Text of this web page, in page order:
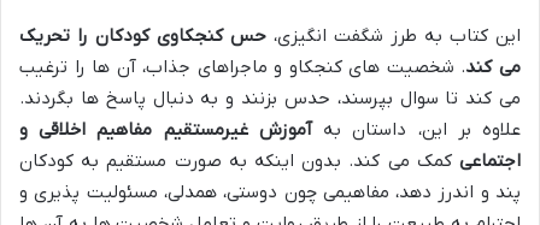
این کتاب به طرز شگفت انگیزی، حس کنجکاوی کودکان را تحریک
می کند. شخصیت های کنجکاو و ماجراهای جذاب، آن ها را ترغیب
می کند تا سوال بپرسند، حدس بزنند و به دنبال پاسخ ها بگردند.
علاوه بر این، داستان بهآموزش غیرمستقیم مفاهیم اخلاقی و
اجتماعی کمک می کند. بدون اینکه به صورت مستقیم به کودکان
پند و اندرز دهد، مفاهیمی چون دوستی، همدلی، مسئولیت پذیری و